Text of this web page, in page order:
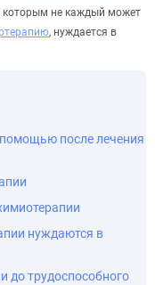
которым не каждый может
, нуждается в
после лечения
нуждаются в
до трудоспособного